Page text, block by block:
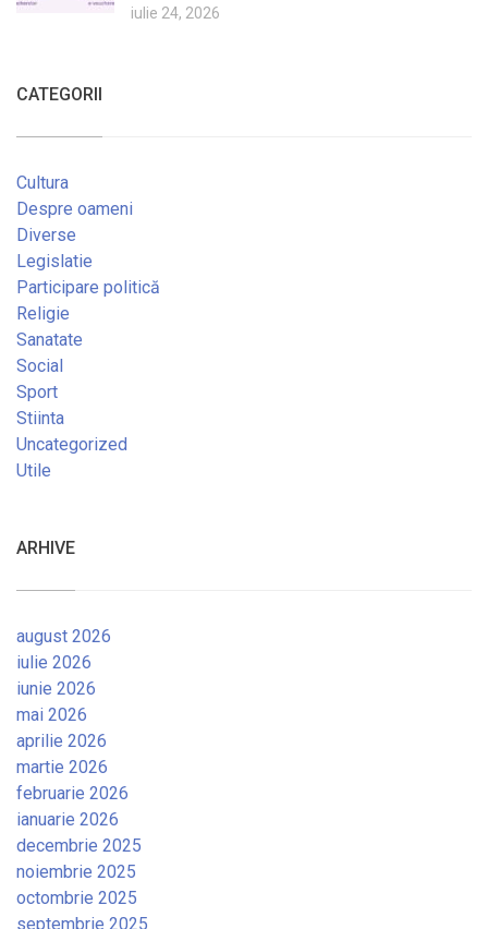
iulie 24, 2026
CATEGORII
Cultura
Despre oameni
Diverse
Legislatie
Participare politică
Religie
Sanatate
Social
Sport
Stiinta
Uncategorized
Utile
ARHIVE
august 2026
iulie 2026
iunie 2026
mai 2026
aprilie 2026
martie 2026
februarie 2026
ianuarie 2026
decembrie 2025
noiembrie 2025
octombrie 2025
septembrie 2025